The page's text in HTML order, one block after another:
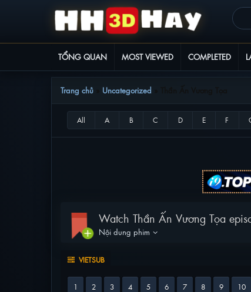
TỔNG QUAN MOST VIEWED COMPLETED
Trang chủ Uncategorized
VIETSUB
1 2 3 4 5 6 7 8 9 10